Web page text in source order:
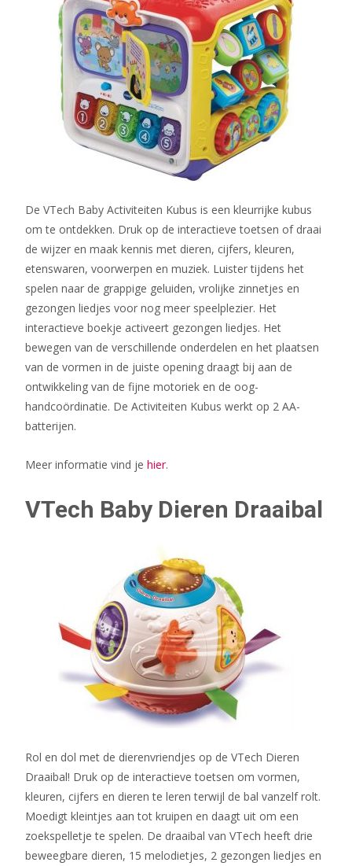
De VTech Baby Activiteiten Kubus is een kleurrijke kubus
om te ontdekken. Druk op de interactieve toetsen of draai
de wijzer en maak kennis met dieren, cijfers, kleuren,
etenswaren, voorwerpen en muziek. Luister tijdens het
spelen naar de grappige geluiden, vrolijke zinnetjes en
gezongen liedjes voor nog meer speelplezier. Het
interactieve boekje activeert gezongen liedjes. Het
bewegen van de verschillende onderdelen en het plaatsen
van de vormen in de juiste opening draagt bij aan de
ontwikkeling van de fijne motoriek en de oog-
handcoördinatie. De Activiteiten Kubus werkt op 2 AA-
batterijen.
Meer informatie vind je hier.
VTech Baby Dieren Draaibal
Rol en dol met de dierenvriendjes op de VTech Dieren
Draaibal! Druk op de interactieve toetsen om vormen,
kleuren, cijfers en dieren te leren terwijl de bal vanzelf rolt.
Moedigt kleintjes aan tot kruipen en daagt uit om een
zoekspelletje te spelen. De draaibal van VTech heeft drie
beweegbare dieren, 15 melodietjes, 2 gezongen liedjes en